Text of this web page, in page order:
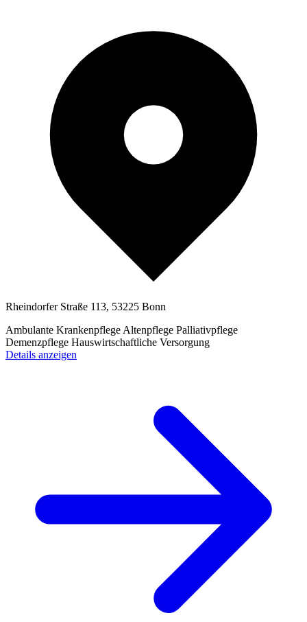
Rheindorfer Straße 113, 53225 Bonn
Ambulante Krankenpflege Altenpflege Palliativpflege
Demenzpflege Hauswirtschaftliche Versorgung
Details anzeigen